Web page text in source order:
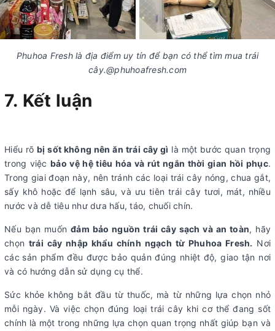
Phuhoa Fresh là địa điểm uy tín để bạn có thể tìm mua trái
cây.@phuhoafresh.com
7. Kết luận
Hiểu rõbị sốt không nên ăn trái cây gì là một bước quan trọng
trong việcbảo vệ hệ tiêu hóa và rút ngắn thời gian hồi phục.
Trong giai đoạn này, nên tránh các loại trái cây nóng, chua gắt,
sấy khô hoặc để lạnh sâu, và ưu tiên trái cây tươi, mát, nhiều
nước và dễ tiêu như dưa hấu, táo, chuối chín.
Nếu bạn muốn đảm bảo nguồn trái cây sạch và an toàn, hãy
chọn trái cây nhập khẩu chính ngạch từ Phuhoa Fresh. Nơi
các sản phẩm đều được bảo quản đúng nhiệt độ, giao tận nơi
và có hướng dẫn sử dụng cụ thể.
Sức khỏe không bắt đầu từ thuốc, mà từ những lựa chọn nhỏ
mỗi ngày. Và việc chọn đúng loại trái cây khi cơ thể đang sốt
chính là một trong những lựa chọn quan trọng nhất giúp bạn và